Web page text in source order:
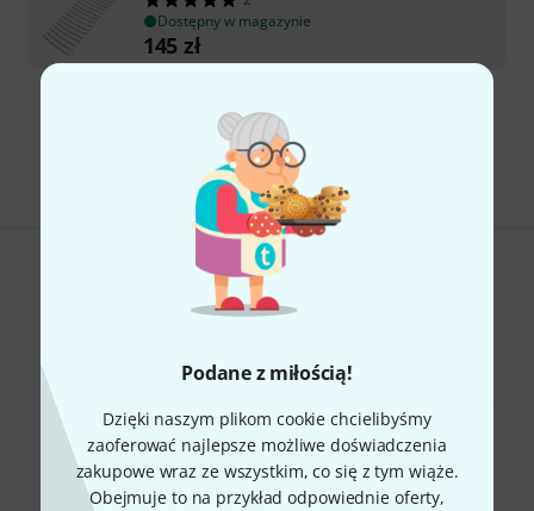
Podane z miłością!
Dzięki naszym plikom cookie chcielibyśmy
zaoferować najlepsze możliwe doświadczenia
zakupowe wraz ze wszystkim, co się z tym wiąże.
Obejmuje to na przykład odpowiednie oferty,
Dostępny w magazynie
145 zł
Darmowa wysyłka od 900 zł
Ceny zawierają podatek VAT
Czy podoba Ci się to co widzisz?